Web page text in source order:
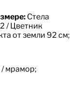
Стела
/ Цветник
от земли 92 см;
мрамор;